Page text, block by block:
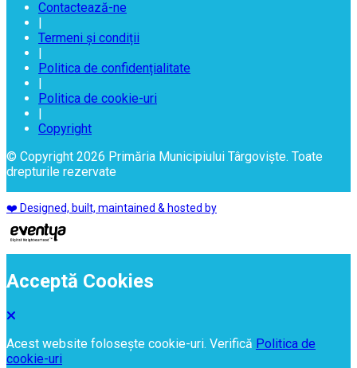
Contactează-ne
Termeni și condiții
Politica de confidențialitate
Politica de cookie-uri
Copyright
© Copyright 2026 Primăria Municipiului Târgoviște. Toate
drepturile rezervate
❤️ Designed, built, maintained & hosted by
Acceptă Cookies
Acest website folosește cookie-uri. Verifică Politica de
cookie-uri